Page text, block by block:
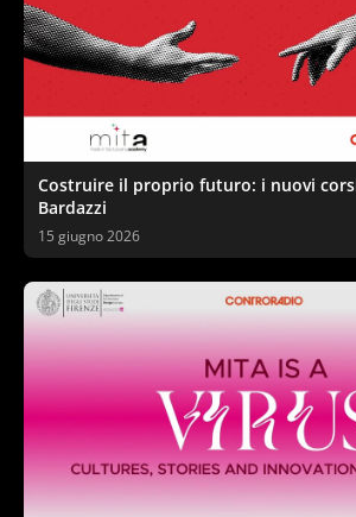
Costruire il proprio futuro: i nuovi
Bardazzi
15 giugno 2026